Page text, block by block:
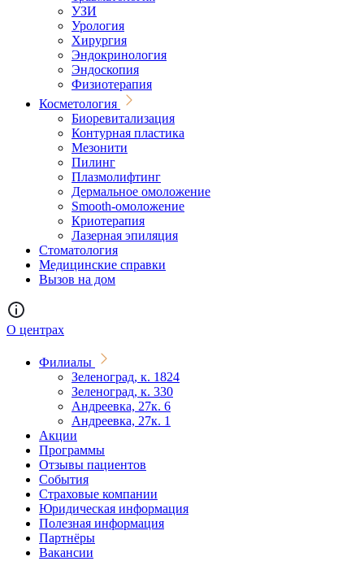
УЗИ
Урология
Хирургия
Эндокринология
Эндоскопия
Физиотерапия
Косметология
Биоревитализация
Контурная пластика
Мезонити
Пилинг
Плазмолифтинг
Дермальное омоложение
Smooth-омоложение
Криотерапия
Лазерная эпиляция
Стоматология
Медицинские справки
Вызов на дом
О центрах
Филиалы
Зеленоград, к. 1824
Зеленоград, к. 330
Андреевка, 27к. 6
Андреевка, 27к. 1
Акции
Программы
Отзывы пациентов
События
Страховые компании
Юридическая информация
Полезная информация
Партнёры
Вакансии